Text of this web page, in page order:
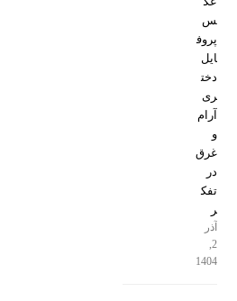
س
پروف
ایل
دخت
ری
آرام
و
غرق
در
تفک
ر
آذر
2,
1404